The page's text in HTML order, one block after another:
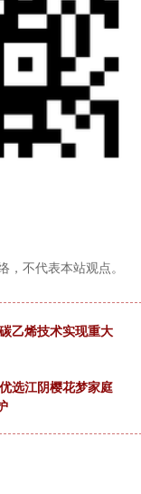
不代表本站观点。
乙烯技术实现重大
选江阴樱花梦家庭